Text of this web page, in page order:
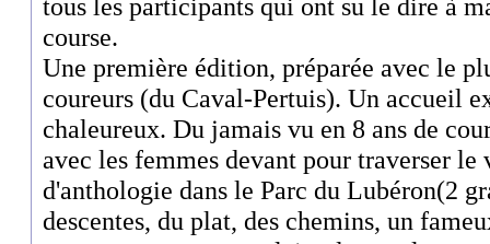
tous les participants qui ont su le dire à
course.
Une première édition, préparée avec le
coureurs (du Caval-Pertuis). Un accueil
chaleureux. Du jamais vu en 8 ans de
avec les femmes devant pour traverser
d'anthologie dans le Parc du Lubéron(2
descentes, du plat, des chemins, un